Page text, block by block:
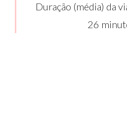
Duração (média) da
26